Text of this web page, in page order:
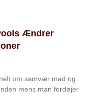
Ændrer
om samvær mad og
mens man fordøjer